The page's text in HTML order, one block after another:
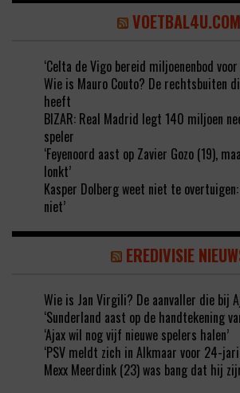
VOETBAL4U.COM
‘Celta de Vigo bereid miljoenenbod voor
Wie is Mauro Couto? De rechtsbuiten
heeft
BIZAR: Real Madrid legt 140 miljoen
speler
‘Feyenoord aast op Zavier Gozo (19),
lonkt’
Kasper Dolberg weet niet te
niet’
EREDIVISIE
Wie is Jan Virgili? De aanvaller die bij
‘Sunderland aast op de handtekening
‘Ajax wil nog vijf nieuwe spelers halen’
‘PSV meldt zich in Alkmaar voor 24-
Mexx Meerdink (23) was bang dat hij